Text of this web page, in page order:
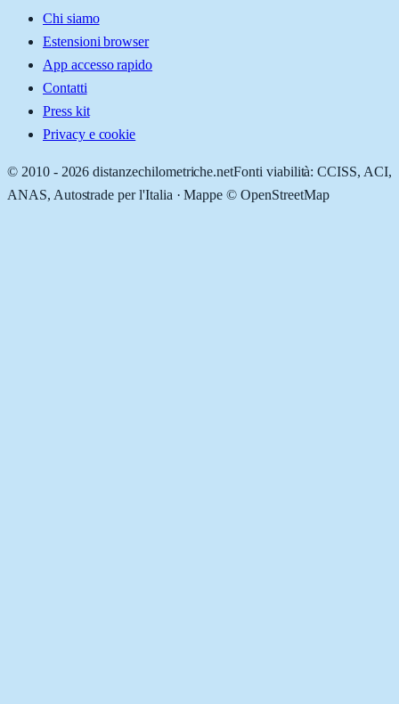
Chi siamo
Estensioni browser
App accesso rapido
Contatti
Press kit
Privacy e cookie
© 2010 - 2026 distanzechilometriche.netFonti viabilità: CCISS, ACI,
ANAS, Autostrade per l'Italia · Mappe © OpenStreetMap